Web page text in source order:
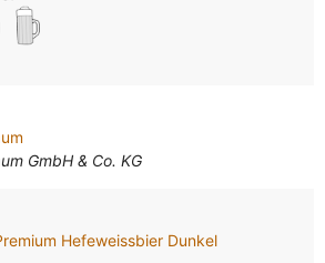
GmbH & Co. KG
Hefeweissbier Dunkel